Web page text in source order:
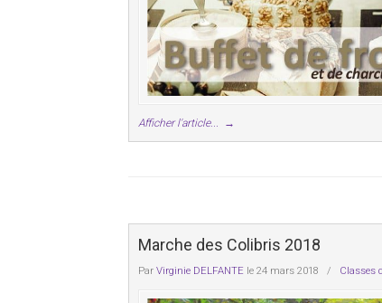
Afficher l'article... →
Marche des Colibris 2018
Par Virginie DELFANTE le 24 mars 2018 / Classes